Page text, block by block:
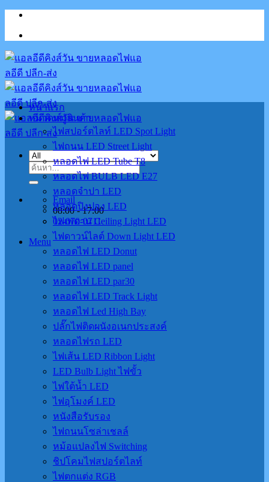
Skip
content
ค้นหา:
Email
08:00 - 17:00
02-070-0711
Menu
หน้าแรก
หมวดหมู่สินค้า
ไฟสปอร์ตไลท์ LED Spot Light
ไฟถนน LED Street Light
หลอดไฟ LED Tube T8
หลอดไฟ BULB LED E27
หลอดจำปา LED
หลอดปิงปอง LED
ไฟเพดาน Ceiling Light LED
ไฟดาวน์ไลต์ Down Light LED
หลอดไฟ LED Donut
หลอดไฟ LED panel
หลอดไฟ LED par30
หลอดไฟ LED Track Light
หลอดไฟ Led High Bay
ปลั๊กไฟติดผนังอเนกประสงค์
หลอดไฟรถ LED
ไฟเส้น LED Ribbon Light
LED Bulb Light ไฟขั้ว
ไฟใต้น้ำ LED
ไฟอุโมงค์ LED
หนังสือรับรอง
ไฟถนนโซล่าเชลล์
หม้อแปลงไฟ Switching
ชิปโคมไฟสปอร์ตไลท์
ไฟตกแต่ง RGB